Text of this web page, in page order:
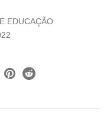
EDUCAÇÃO